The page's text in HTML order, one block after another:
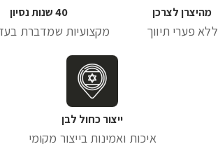
מהיצרן לצרכן
ללא פערי תיווך
40 שנות נסיון
מקצועיות שמדברת
ייצור כחול לבן
איכות ואמינות בייצור מקומי